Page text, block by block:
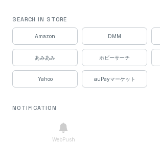
SEARCH IN STORE
Amazon DMM
あみあみ ホビーサーチ
Yahoo auPayマーケット
NOTIFICATION
WebPush